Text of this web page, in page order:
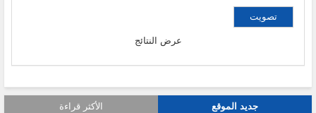
عرض النتائج
جديد الموقع الأكثر قراءة